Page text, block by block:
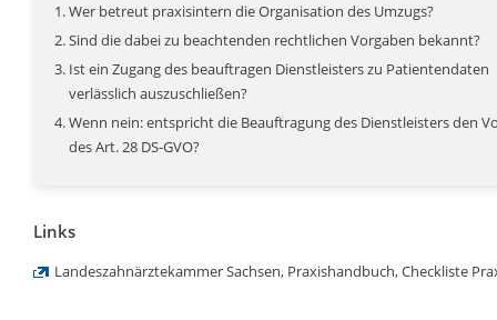
Wer betreut praxisintern die Organisation des Umzugs?
Sind die dabei zu beachtenden rechtlichen Vorgaben bekannt?
Ist ein Zugang des beauftragen Dienstleisters zu Patientendaten
verlässlich auszuschließen?
Wenn nein: entspricht die Beauftragung des Dienstleisters den
des Art. 28 DS-GVO?
Links
Landeszahnärztekammer Sachsen, Praxishandbuch, Checkliste